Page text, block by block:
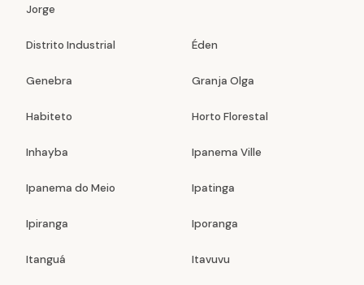
Jorge
Distrito Industrial Éden
Genebra Granja Olga
Habiteto Horto Florestal
Inhayba Ipanema Ville
Ipanema do Meio Ipatinga
Ipiranga Iporanga
Itanguá Itavuvu